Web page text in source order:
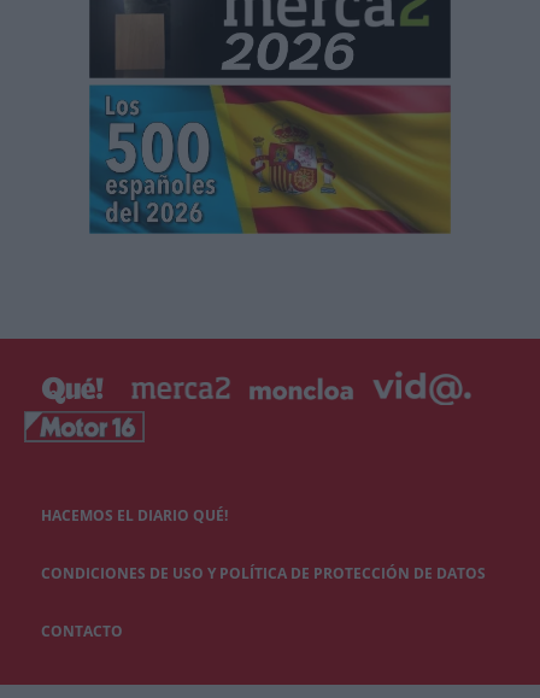
HACEMOS EL DIARIO QUÉ!
CONDICIONES DE USO Y POLÍTICA DE PROTECCIÓN DE DATOS
CONTACTO